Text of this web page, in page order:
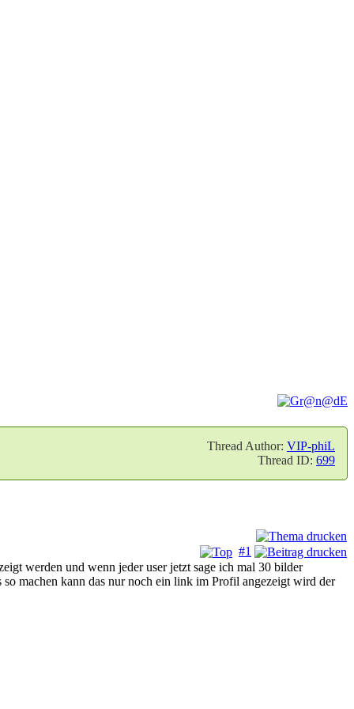
Thread Author: VIP-phiL
Thread ID: 699
#1
werden und wenn jeder user jetzt sage ich mal 30 bilder
machen kann das nur noch ein link im Profil angezeigt wird der